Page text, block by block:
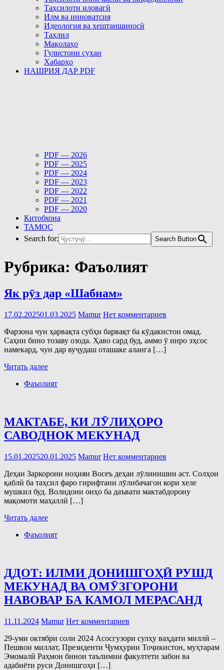
Таҳсилоти иловагӣ
Илм ва инноватсия
Идеология ва хештаншиносӣ
Таҳлил
Мақолаҳо
Гулистони сухан
Хабарҳо
НАШРИЯ ДАР PDF
PDF — 2026
PDF — 2025
PDF — 2024
PDF — 2023
PDF — 2022
PDF — 2021
PDF — 2020
Китобхона
ТАМОС
Search for:
Search Button
Рубрика: Фаъолият
Як рӯз дар «Шабнам»
17.02.202501.03.2025 Mamur Нет комментариев
Фарзона чун ҳарвақта субҳи барвақт ба кӯдакистон омад.
Саҳни бино тозаву озода. Ҳаво сард буд, аммо ӯ инро эҳсос
намекард, чун дар вуҷудаш оташаке аланга […]
Читать далее
Фаъолият
МАКТАБЕ, КИ ЛӮЛИҲОРО
САВОДНОК МЕКУНАД
15.01.202520.01.2025 Mamur Нет комментариев
Деҳаи Заркорони ноҳияи Восеъ деҳаи лӯлинишин аст. Солҳои
қаблӣ ба таҳсил фаро гирифтани лӯлибачагон кори хеле
мушкил буд. Волидони онҳо ба даъвати мактабдорону
мақомоти маҳаллӣ […]
Читать далее
Фаъолият
ДДОТ: ИЛМИ ДОНИШГОҲӢ РУШД
МЕКУНАД ВА ОМӮЗГОРОНИ
НАВОВАР БА КАМОЛ МЕРАСАНД
11.11.2024 Mamur Нет комментариев
29-уми октябри соли 2024 Асосгузори сулҳу ваҳдати миллӣ –
Пешвои миллат, Президенти Ҷумҳурии Тоҷикистон, муҳтарам
Эмомалӣ Раҳмон бинои таълимии факултети забон ва
адабиёти руси Донишгоҳи […]